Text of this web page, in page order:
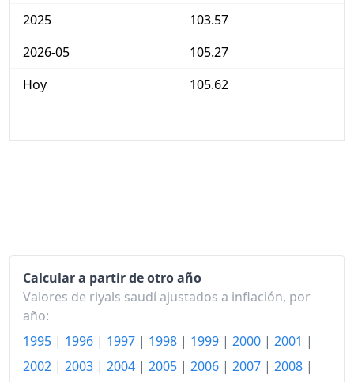
2025
103.57
2026-05
105.27
Hoy
105.62
Calcular a partir de otro año
Valores de riyals saudí ajustados a inflación, por
año:
1995 | 1996 | 1997 | 1998 | 1999 | 2000 | 2001 |
2002 | 2003 | 2004 | 2005 | 2006 | 2007 | 2008 |